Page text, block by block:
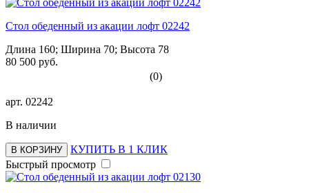
Стол обеденный из акации лофт 02242
Длина 160; Ширина 70; Высота 78
80 500 руб.
(0)
арт. 02242
В наличии
В КОРЗИНУ
КУПИТЬ В 1 КЛИК
Быстрый просмотр